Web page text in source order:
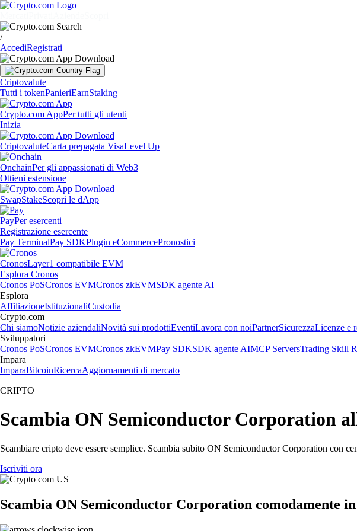
/
AccediRegistrati
Criptovalute
Tutti i tokenPanieriEarnStaking
Crypto.com AppPer tutti gli utenti
Inizia
CriptovaluteCarta prepagata VisaLevel Up
OnchainPer gli appassionati di Web3
Ottieni estensione
SwapStakeScopri le dApp
PayPer esercenti
Registrazione esercente
Pay TerminalPay SDKPlugin eCommercePronostici
CronosLayer1 compatibile EVM
Esplora Cronos
Cronos PoSCronos EVMCronos zkEVMSDK agente AI
Esplora
AffiliazioneIstituzionaliCustodia
Crypto.com
Chi siamoNotizie aziendaliNovità sui prodottiEventiLavora con noiPartnerSicurezzaLicenze e
Sviluppatori
Cronos PoSCronos EVMCronos zkEVMPay SDKSDK agente AIMCP ServersTrading Skill
Impara
ImparaBitcoinRicercaAggiornamenti di mercato
CRIPTO
Scambia ON Semiconductor Corporation
Scambiare cripto deve essere semplice. Scambia subito ON Semiconductor Corporation con
Iscriviti ora
Scambia ON Semiconductor Corporation comodamente